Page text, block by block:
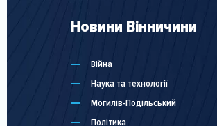
Новини Вінничини
Війна
Наука та технології
Могилів-Подільський
Політика